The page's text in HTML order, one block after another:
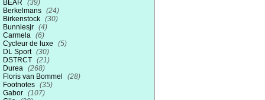
BEAR
(39)
Berkelmans (24)
Birkenstock (30)
Bunniesjr (4)
Carmela (6)
Cycleur de luxe
(5)
DL Sport (30)
DSTRCT (21)
Durea (268)
Floris van Bommel
(28)
Footnotes (35)
Gabor (107)